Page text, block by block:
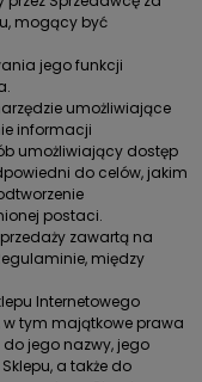
mogący być
jego funkcji
umożliwiające
informacji
umożliwiający dostęp
do celów, jakim
postaci.
zawartą na
między
Internetowego
w tym majątkowe prawa
jego nazwy, jego
a także do